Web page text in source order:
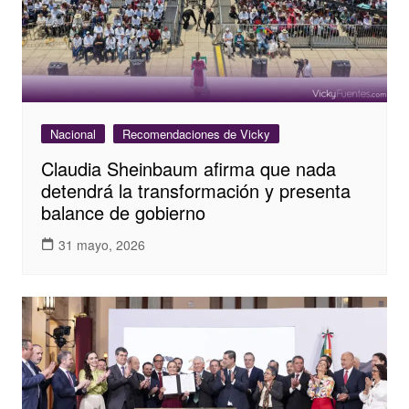
Nacional Recomendaciones de Vicky
Claudia Sheinbaum afirma que nada
detendrá la transformación y presenta
balance de gobierno
31 mayo, 2026